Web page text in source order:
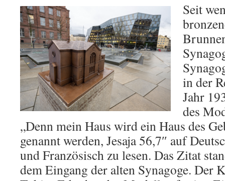
Seit
in der
Jahr
des
„Denn mein Haus wird ein Haus des
genannt werden, Jesaja 56,7″ auf
und Französisch zu lesen. Das Zitat
dem Eingang der alten Synagoge. Der